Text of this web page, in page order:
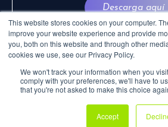
This website stores cookies on your computer.
improve your website experience and provide
you, both on this website and through other
cookies we use, see our Privacy Policy.
We won't track your information when you
comply with your preferences, we'll have to
that you're not asked to make this choice
Accept
Descarga aquí
© 2024 CVCLAVOZ . TODOS
RESERVADOS.